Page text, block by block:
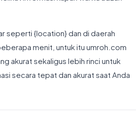
seperti {location} dan di daerah
menit, untuk itu umroh.com
akurat sekaligus lebih rinci untuk
secara tepat dan akurat saat Anda